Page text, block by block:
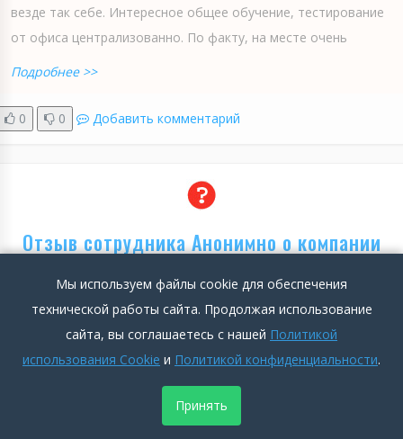
везде так себе. Интересное общее обучение, тестирование
от офиса централизованно. По факту, на месте очень
Подробнее >>
0 0 Добавить комментарий
Отзыв сотрудника Анонимно о компании
Аноним 2023-11-14 03:10:01 3 1900
Положительные стороны
коллектив, в целом приятное начальство, отличный ген Дир!
Мы используем файлы cookie для обеспечения
технической работы сайта. Продолжая использование
сайта, вы соглашаетесь с нашей Политикой
использования Cookie и Политикой конфиденциальности.
Принять